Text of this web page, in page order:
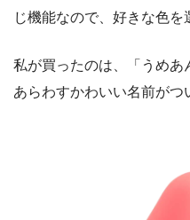
じ機能なので、好きな色を
私が買ったのは、「うめあ
あらわすかわいい名前がつ